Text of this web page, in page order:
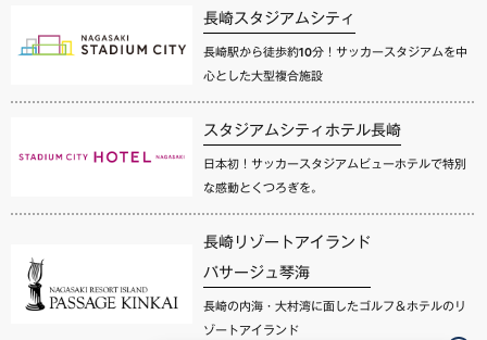
長崎スタジアムシティ
長崎駅から徒歩約10分！サッカースタジアムを中
心とした大型複合施設
スタジアムシティホテル長崎
日本初！サッカースタジアムビューホテルで特別
な感動とくつろぎを。
長崎リゾートアイランド
パサージュ琴海
長崎の内海・大村湾に面したゴルフ＆ホテルのリ
ゾートアイランド